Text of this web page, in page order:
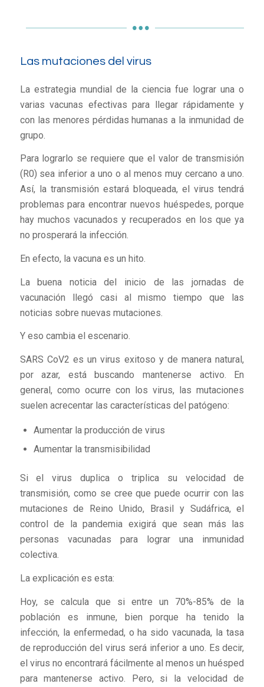
Las mutaciones del virus
La estrategia mundial de la ciencia fue lograr una o
varias vacunas efectivas para llegar rápidamente y
con las menores pérdidas humanas a la inmunidad de
grupo.
Para lograrlo se requiere que el valor de transmisión
(R0) sea inferior a uno o al menos muy cercano a uno.
Así, la transmisión estará bloqueada, el virus tendrá
problemas para encontrar nuevos huéspedes, porque
hay muchos vacunados y recuperados en los que ya
no prosperará la infección.
En efecto, la vacuna es un hito.
La buena noticia del inicio de las jornadas de
vacunación llegó casi al mismo tiempo que las
noticias sobre nuevas mutaciones.
Y eso cambia el escenario.
SARS CoV2 es un virus exitoso y de manera natural,
por azar, está buscando mantenerse activo. En
general, como ocurre con los virus, las mutaciones
suelen acrecentar las características del patógeno:
Aumentar la producción de virus
Aumentar la transmisibilidad
Si el virus duplica o triplica su velocidad de
transmisión, como se cree que puede ocurrir con las
mutaciones de Reino Unido, Brasil y Sudáfrica, el
control de la pandemia exigirá que sean más las
personas vacunadas para lograr una inmunidad
colectiva.
La explicación es esta:
Hoy, se calcula que si entre un 70%-85% de la
población es inmune, bien porque ha tenido la
infección, la enfermedad, o ha sido vacunada, la tasa
de reproducción del virus será inferior a uno. Es decir,
el virus no encontrará fácilmente al menos un huésped
para mantenerse activo. Pero, si la velocidad de